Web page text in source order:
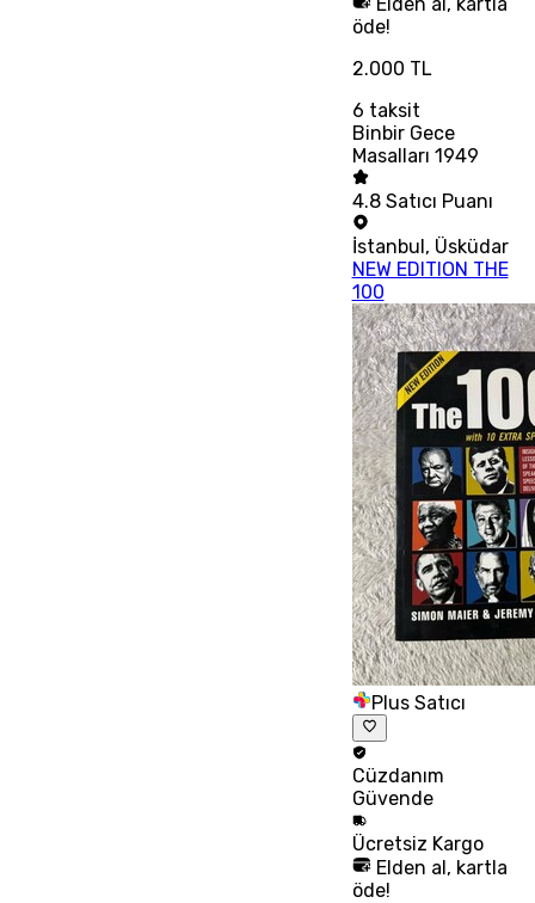
öde!
2.000 TL
6 taksit
Binbir Gece
Masalları 1949
4.8 Satıcı Puanı
İstanbul , Üsküdar
NEW EDITION THE
100
Plus Satıcı
Cüzdanım
Güvende
Ücretsiz Kargo
Elden al, kartla
öde!